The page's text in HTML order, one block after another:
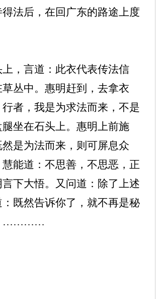
法后，在回广东的路途上度
，言道：此衣代表传法信
丛中。惠明赶到，去拿衣
者，我是为求法而来，不是
坐在石头上。惠明上前施
是为法而来，则可屏息众
能道：不思善，不思恶，正
下大悟。又问道：除了上述
既然告诉你了，就不再是秘
。…………